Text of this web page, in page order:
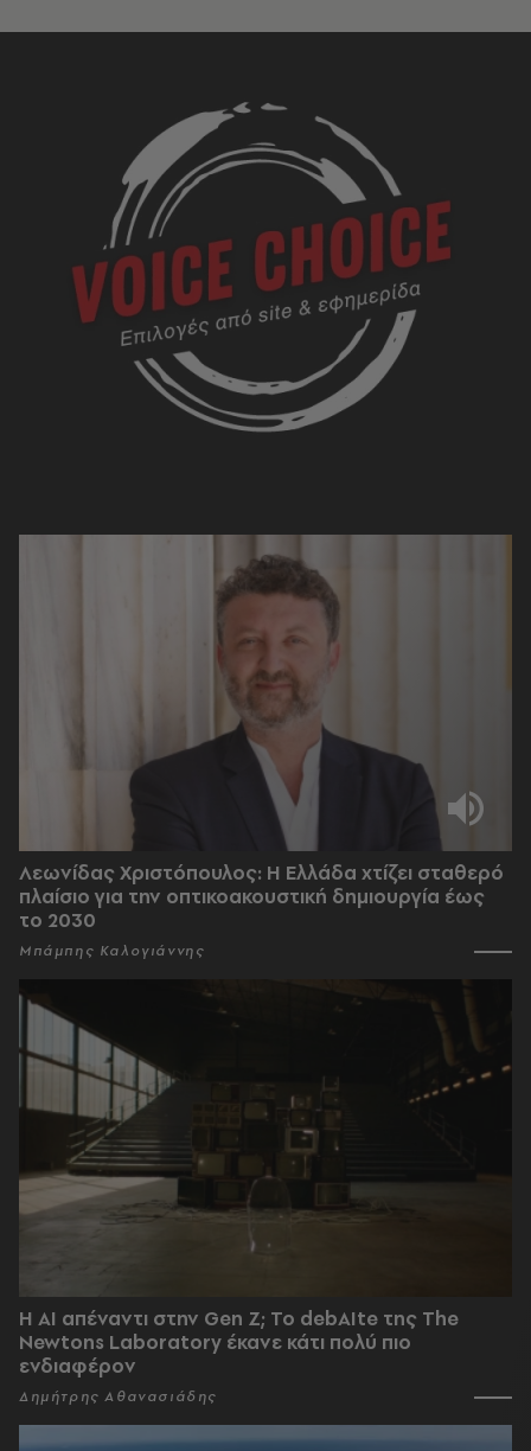
Λεωνίδας Χριστόπουλος: Η Ελλάδα χτίζει σταθερό
πλαίσιο για την οπτικοακουστική δημιουργία έως
το 2030
Μπάμπης Καλογιάννης
Η AI απέναντι στην Gen Z; Το debAIte της The
Newtons Laboratory έκανε κάτι πολύ πιο
ενδιαφέρον
Δημήτρης Αθανασιάδης